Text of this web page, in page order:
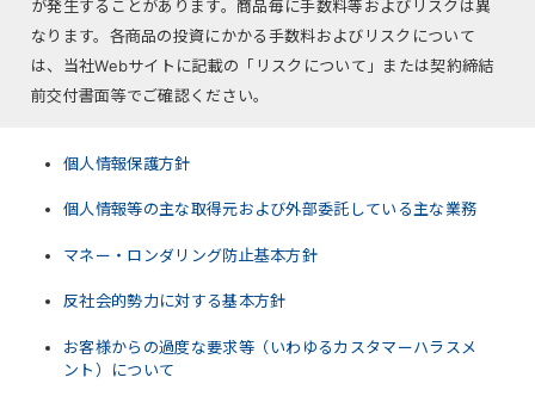
が発生することがあります。商品毎に手数料等およびリスクは異
なります。各商品の投資にかかる手数料およびリスクについて
は、当社Webサイトに記載の「リスクについて」または契約締結
前交付書面等でご確認ください。
個人情報保護方針
個人情報等の主な取得元および外部委託している主な業務
マネー・ロンダリング防止基本方針
反社会的勢力に対する基本方針
お客様からの過度な要求等（いわゆるカスタマーハラスメ
ント）について